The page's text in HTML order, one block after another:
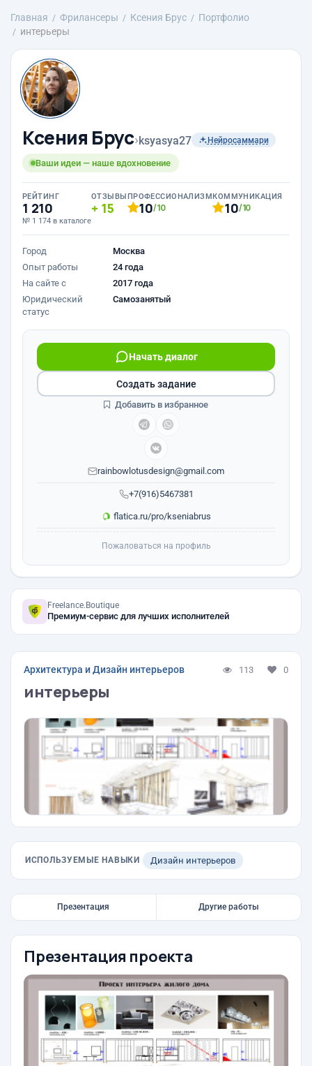
Главная Фрилансеры Ксения Брус
Портфолио
интерьеры
Ксения Брус›ksyasya27 Нейросаммари
Ваши идеи — наше вдохновение
РЕЙТИНГ
1 210
№ 1 174 в каталоге
ОТЗЫВЫ
15
ПРОФЕССИОНАЛИЗМ
10/10
КОММУНИКАЦИЯ
10/10
Город
Москва
Опыт работы
24 года
На сайте с
2017 года
Юридический
статус
Самозанятый
+7(916)5467381
Начать диалог
rainbowlotusdesign@gmail.com
flatica.ru/pro/kseniabrus
Создать задание
Добавить в избранное
Пожаловаться на профиль
Freelance.Boutique
Премиум-сервис для лучших исполнителей
Архитектура и Дизайн интерьеров 113 0
интерьеры
ИСПОЛЬЗУЕМЫЕ НАВЫКИ Дизайн интерьеров
Презентация Другие работы
Презентация проекта